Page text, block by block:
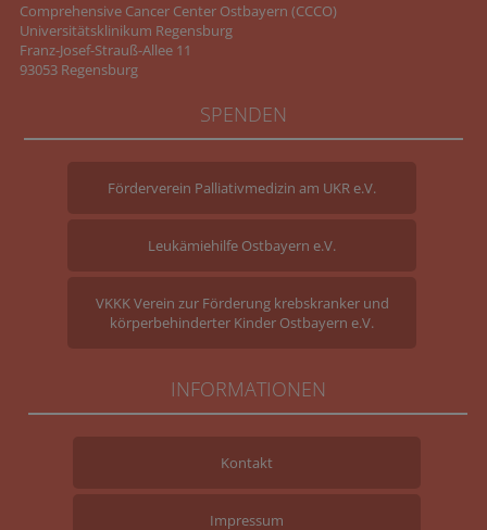
Comprehensive Cancer Center Ostbayern (CCCO)
Universitätsklinikum Regensburg
Franz-Josef-Strauß-Allee 11
93053 Regensburg
SPENDEN
Förderverein Palliativmedizin am UKR e.V.
Leukämiehilfe Ostbayern e.V.
VKKK Verein zur Förderung krebskranker und
körperbehinderter Kinder Ostbayern e.V.
INFORMATIONEN
Kontakt
Impressum